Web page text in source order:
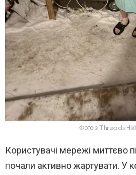
Фото з Threads
Користувачі мережі миттєво
почали активно жартувати. У